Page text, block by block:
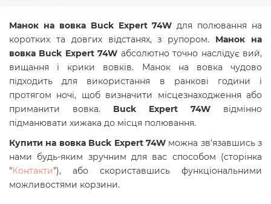
Манок на вовка Buck Expert 74Wдля полювання на
коротких та довгих відстанях, з рупором. Манок на
вовка Buck Expert 74W абсолютно точно наслідує вий,
вищання і крики вовків. Манок на вовка чудово
підходить для використання в ранкові години і
протягом ночі, щоб визначити місцезнаходження або
приманити вовка. Buck Expert 74W відмінно
підманювати хижака до місця полювання.
Купити на вовка Buck Expert 74W можна зв'язавшись з
нами будь-яким зручним для вас способом (сторінка
"Контакти"), або скориставшись функціональними
можливостями корзини.